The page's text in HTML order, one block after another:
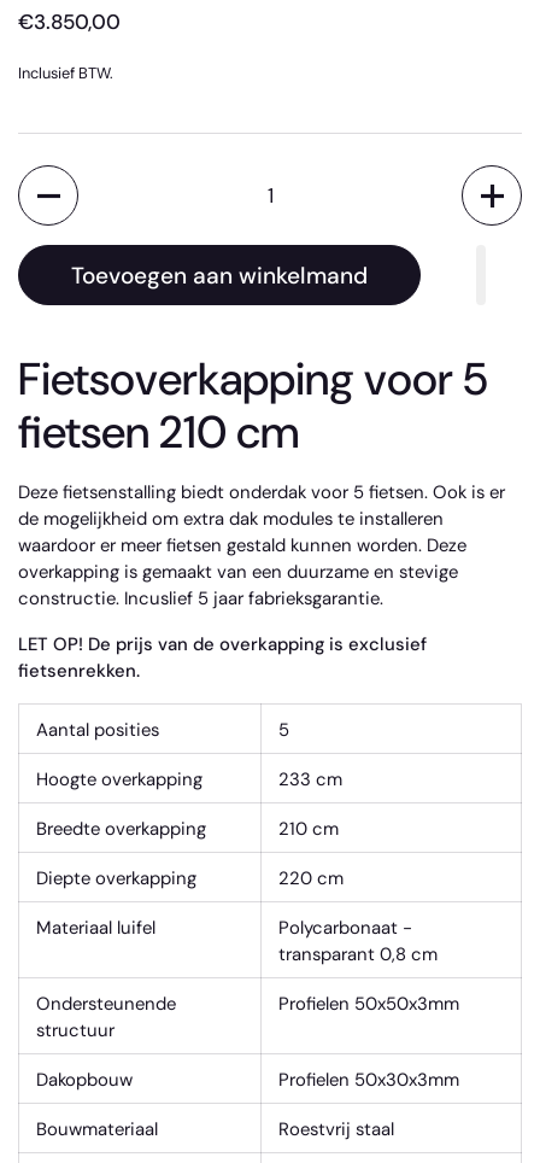
€3.850,00
Inclusief BTW.
Aantal
Toevoegen aan winkelmand
Fietsoverkapping voor 5
fietsen 210 cm
Deze fietsenstalling biedt onderdak voor 5 fietsen. Ook is er
de mogelijkheid om extra dak modules te installeren
waardoor er meer fietsen gestald kunnen worden. Deze
overkapping is gemaakt van een duurzame en stevige
constructie. Incuslief 5 jaar fabrieksgarantie.
LET OP! De prijs van de overkapping is exclusief
fietsenrekken.
Aantal posities 5
Hoogte overkapping 233 cm
Breedte overkapping 210 cm
Diepte overkapping 220 cm
Materiaal luifel
Polycarbonaat -
transparant 0,8 cm
Ondersteunende
structuur
Profielen 50x50x3mm
Dakopbouw Profielen 50x30x3mm
Bouwmateriaal Roestvrij staal